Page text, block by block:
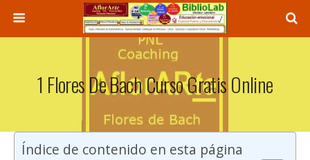
1 Flores De Bach Curso Gratis Online
Índice de contenido en esta página